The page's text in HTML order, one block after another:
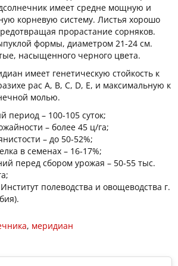
имеет средне мощную и
корневую систему. Листья хорошо
прорастание сорняков.
формы, диаметром 21-24 см.
насыщенного черного цвета.
имеет генетическую стойкость к
рас А, В, С, D, Е, и максимальную к
молью.
период – 100-105 суток;
– более 45 ц/га;
– до 50-52%;
в семенах – 16-17%;
перед сбором урожая – 50-55 тыс.
полеводства и овощеводства г.
, меридиан